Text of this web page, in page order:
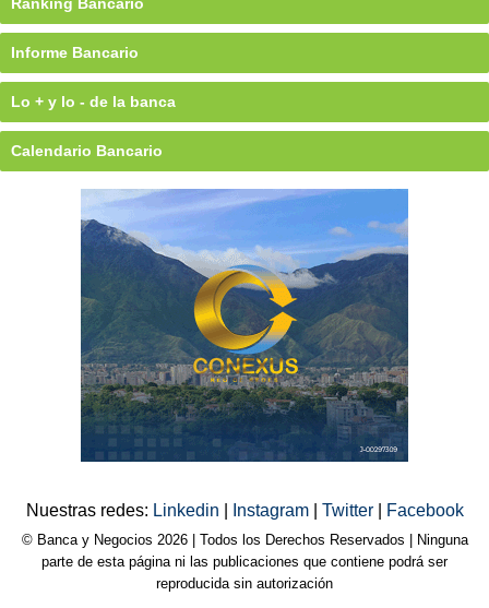
Informe Bancario
Lo + y lo - de la banca
Calendario Bancario
Nuestras redes: Linkedin Instagram Twitter Facebook
© Banca y Negocios 2026 | Todos los Derechos Reservados | Ninguna
parte de esta página ni las publicaciones que contiene podrá ser
reproducida sin autorización